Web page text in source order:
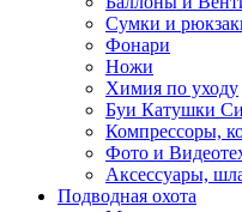
Сумки и
Фонари
Ножи
Химия по уходу
Буи Катушки
Компрессоры,
Фото и
Аксессуары,
Подводная охота